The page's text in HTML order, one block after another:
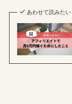
あわせて読みたい